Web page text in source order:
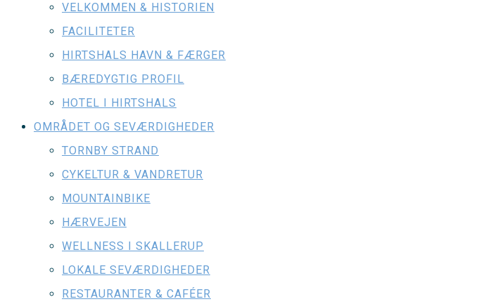
VELKOMMEN & HISTORIEN
FACILITETER
HIRTSHALS HAVN & FÆRGER
BÆREDYGTIG PROFIL
HOTEL I HIRTSHALS
OMRÅDET OG SEVÆRDIGHEDER
TORNBY STRAND
CYKELTUR & VANDRETUR
MOUNTAINBIKE
HÆRVEJEN
WELLNESS I SKALLERUP
LOKALE SEVÆRDIGHEDER
RESTAURANTER & CAFÉER